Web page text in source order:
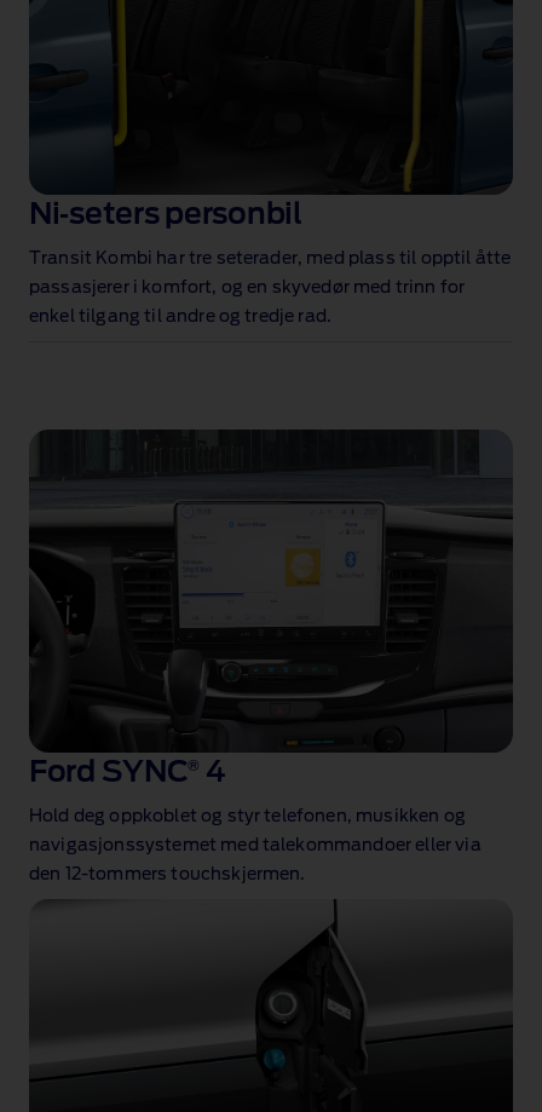
Ni‑seters personbil
Transit Kombi har tre seterader, med plass til opptil åtte
passasjerer i komfort, og en skyvedør med trinn for
enkel tilgang til andre og tredje rad.
Ford SYNC® 4
Hold deg oppkoblet og styr telefonen, musikken og
navigasjonssystemet med talekommandoer eller via
den 12‑tommers touchskjermen.